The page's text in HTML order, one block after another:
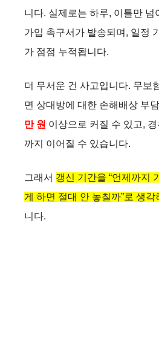
니다. 실제로는 하루, 이틀만 넘
가입 촉구서가 발송되며, 일정
가 점점 누적됩니다.
더 무서운 건 사고입니다. 무보
면 상대방에 대한 손해배상 부담
만 원 이상으로 커질 수 있고,
까지 이어질 수 있습니다.
그래서 갱신 기간을 “언제까지
게 하면 절대 안 놓칠까”로 생각
니다.